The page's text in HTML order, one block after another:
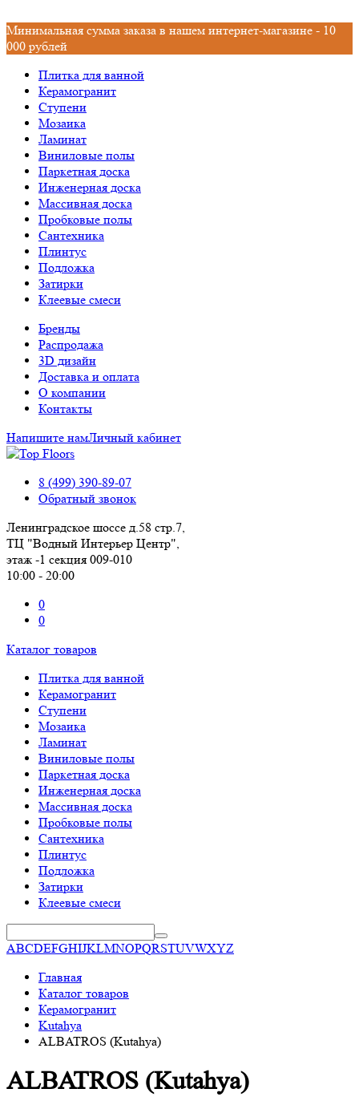
Минимальная сумма заказа в нашем интернет-магазине - 10
000 рублей
Плитка для ванной
Керамогранит
Ступени
Мозаика
Ламинат
Виниловые полы
Паркетная доска
Инженерная доска
Массивная доска
Пробковые полы
Сантехника
Плинтус
Подложка
Затирки
Клеевые смеси
Бренды
Распродажа
3D дизайн
Доставка и оплата
О компании
Контакты
Напишите намЛичный кабинет
8 (499) 390-89-07
Обратный звонок
Ленинградское шоссе д.58 стр.7,
ТЦ "Водный Интерьер Центр",
этаж -1 секция 009-010
10:00 - 20:00
0
0
Каталог товаров
Плитка для ванной
Керамогранит
Ступени
Мозаика
Ламинат
Виниловые полы
Паркетная доска
Инженерная доска
Массивная доска
Пробковые полы
Сантехника
Плинтус
Подложка
Затирки
Клеевые смеси
ABCDEFGHIJKLMNOPQRSTUVWXYZ
Главная
Каталог товаров
Керамогранит
Kutahya
ALBATROS (Kutahya)
ALBATROS (Kutahya)